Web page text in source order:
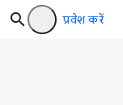
प्रवेश करें